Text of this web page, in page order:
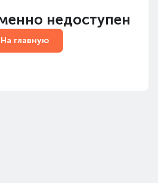
недоступен
На главную